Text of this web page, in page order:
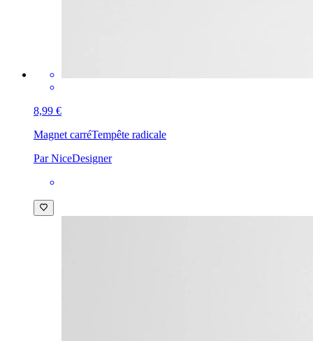
8,99 €
Magnet carréTempête radicale
Par NiceDesigner